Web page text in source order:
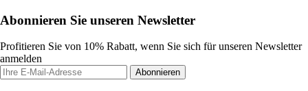
Abonnieren Sie unseren Newsletter
Profitieren Sie von 10% Rabatt, wenn Sie sich für unseren Newsletter
anmelden
Abonnieren